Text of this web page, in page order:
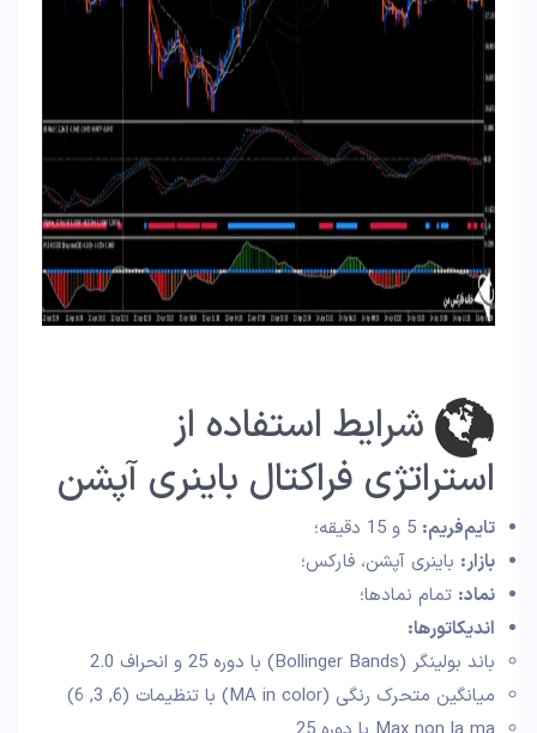
شرایط استفاده از
استراتژی فراکتال باینری آپشن
تایم‌فریم:
بازار: باینری آپشن، فارکس؛
نماد: تمام نمادها؛
اندیکاتورها:
باند بولینگر (Bollinger Bands) با دوره 25 و انحراف 2.0
میانگین متحرک رنگی (MA in color) با تنظیمات (6, 3, 6)